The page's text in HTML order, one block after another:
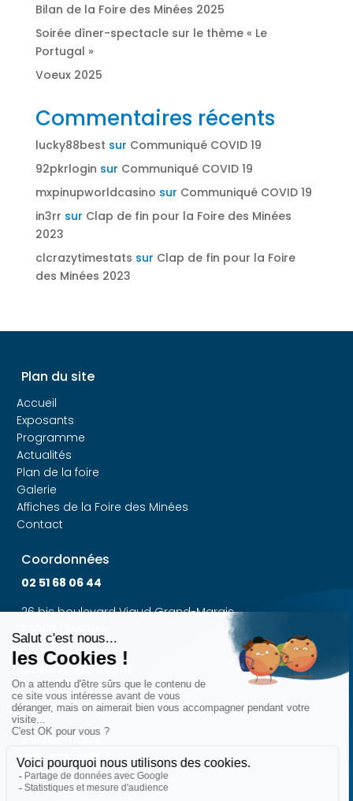
Bilan de la Foire des Minées 2025
Soirée dîner-spectacle sur le thème « Le
Portugal »
Voeux 2025
Commentaires récents
lucky88best sur Communiqué COVID 19
92pkrlogin sur Communiqué COVID 19
mxpinupworldcasino sur Communiqué COVID 19
in3rr sur Clap de fin pour la Foire des Minées
2023
clcrazytimestats sur Clap de fin pour la Foire
des Minées 2023
Plan du site
Accueil
Exposants
Programme
Actualités
Plan de la foire
Galerie
Affiches de la Foire des Minées
Contact
Coordonnées
02 51 68 06 44
26 bis boulevard Viaud Grand-Marais
85300 Challans
Devenir exposant
Dossier d'Admission
Suivez-nous